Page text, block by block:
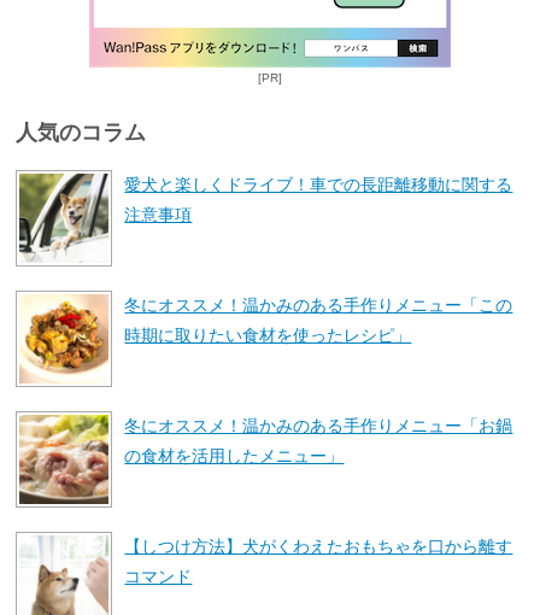
[PR]
人気のコラム
愛犬と楽しくドライブ！車での長距離移動に関する
注意事項
冬にオススメ！温かみのある手作りメニュー「この
時期に取りたい食材を使ったレシピ」
冬にオススメ！温かみのある手作りメニュー「お鍋
の食材を活用したメニュー」
【しつけ方法】犬がくわえたおもちゃを口から離す
コマンド